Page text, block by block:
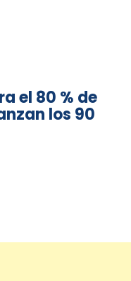
el 80 % de
los 90